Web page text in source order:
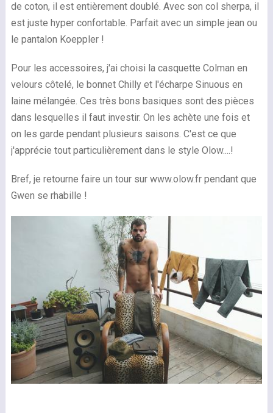
de coton, il est entièrement doublé. Avec son col sherpa, il
est juste hyper confortable. Parfait avec un simple jean ou
le pantalon Koeppler !
Pour les accessoires, j'ai choisi la casquette Colman en
velours côtelé, le bonnet Chilly et l'écharpe Sinuous en
laine mélangée. Ces très bons basiques sont des pièces
dans lesquelles il faut investir. On les achète une fois et
on les garde pendant plusieurs saisons. C'est ce que
j'apprécie tout particulièrement dans le style Olow....!
Bref, je retourne faire un tour sur www.olow.fr pendant que
Gwen se rhabille !